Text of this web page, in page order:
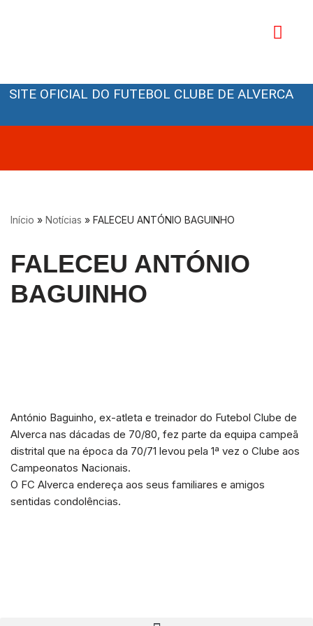
conteúdo
SITE OFICIAL DO FUTEBOL CLUBE DE ALVERCA
Início » Notícias » FALECEU ANTÓNIO BAGUINHO
FALECEU ANTÓNIO
BAGUINHO
António Baguinho, ex-atleta e treinador do Futebol Clube de
Alverca nas dácadas de 70/80, fez parte da equipa campeã
distrital que na época da 70/71 levou pela 1ª vez o Clube aos
Campeonatos Nacionais.
O FC Alverca endereça aos seus familiares e amigos
sentidas condolências.